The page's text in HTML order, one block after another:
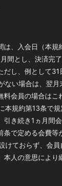
は、入会日（本規
間とし、決済完
だし、例として31
ない場合は、翌月
会員の場合はこ
本規約第13条で
引き続き1ヵ月間
で定める会費等
けておらず、会
本人の意思により